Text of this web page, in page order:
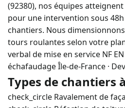
(92380), nos équipes
pour une intervention sous
chantiers. Nous
tours roulantes selon votre
verbal de mise en service NF
échafaudage Île-de-France ·
Types de chantiers
check_circle Ravalement de